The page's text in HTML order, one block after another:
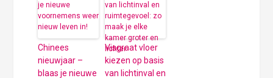
Chinees
nieuwjaar –
blaas je nieuwe
Visgraat vloer
kiezen op basis
van lichtinval en